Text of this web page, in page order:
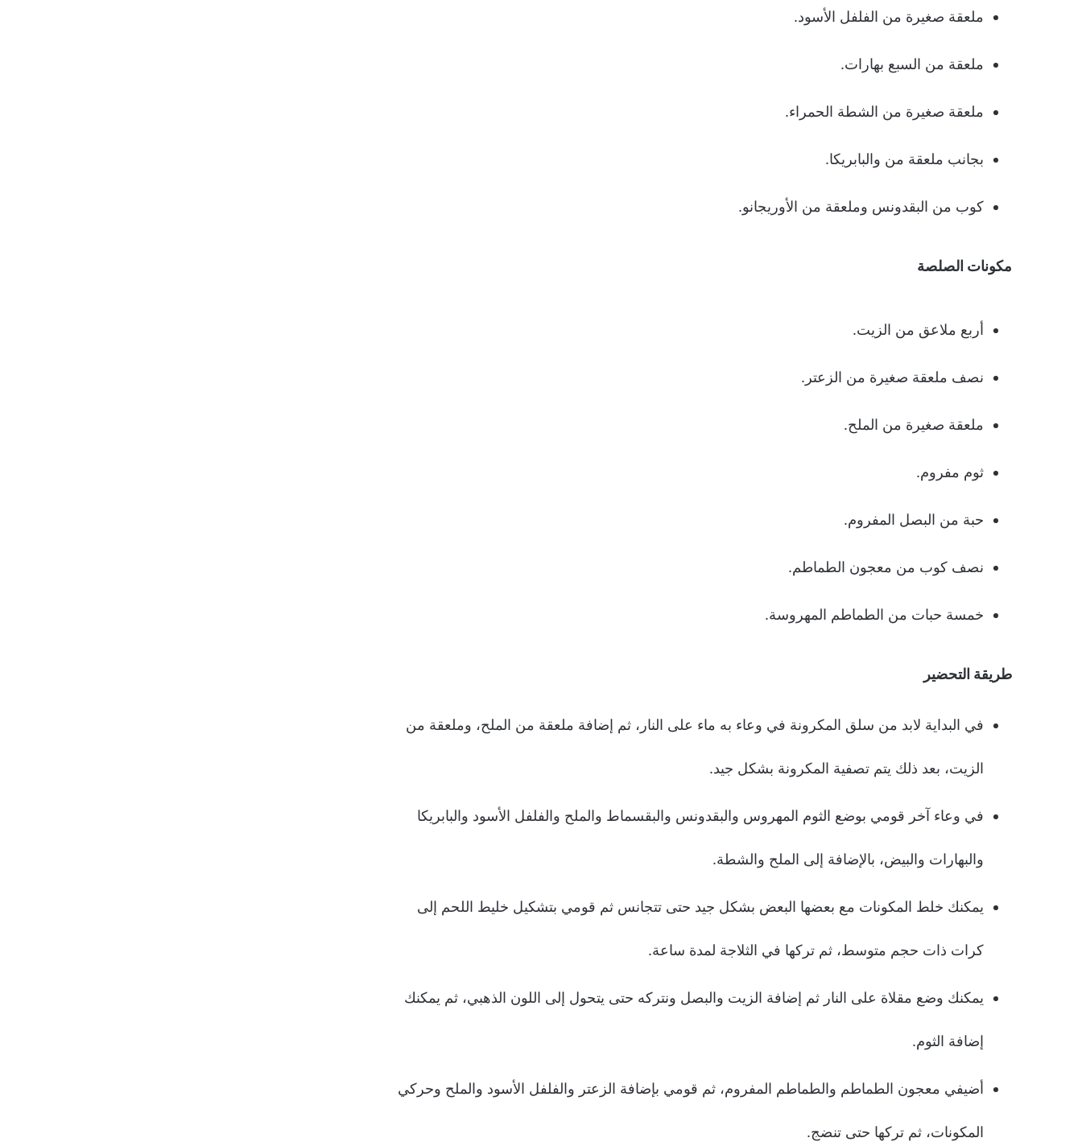
ملعقة صغيرة من الفلفل الأسود.
ملعقة من السبع بهارات.
ملعقة صغيرة من الشطة الحمراء.
بجانب ملعقة من والبابريكا.
كوب من البقدونس وملعقة من الأوريجانو.
مكونات الصلصة
أربع ملاعق من الزيت.
نصف ملعقة صغيرة من الزعتر.
ملعقة صغيرة من الملح.
ثوم مفروم.
حبة من البصل المفروم.
نصف كوب من معجون الطماطم.
خمسة حبات من الطماطم المهروسة.
طريقة التحضير
في البداية لابد من سلق المكرونة في وعاء به ماء على النار، ثم إضافة ملعقة من الملح، وملعقة من
الزيت، بعد ذلك يتم تصفية المكرونة بشكل جيد.
في وعاء آخر قومي بوضع الثوم المهروس والبقدونس والبقسماط والملح والفلفل الأسود والبابريكا
والبهارات والبيض، بالإضافة إلى الملح والشطة.
يمكنك خلط المكونات مع بعضها البعض بشكل جيد حتى تتجانس ثم قومي بتشكيل خليط اللحم إلى
كرات ذات حجم متوسط، ثم تركها في الثلاجة لمدة ساعة.
يمكنك وضع مقلاة على النار ثم إضافة الزيت والبصل ونتركه حتى يتحول إلى اللون الذهبي، ثم يمكنك
إضافة الثوم.
أضيفي معجون الطماطم والطماطم المفروم، ثم قومي بإضافة الزعتر والفلفل الأسود والملح وحركي
المكونات، ثم تركها حتى تنضج.